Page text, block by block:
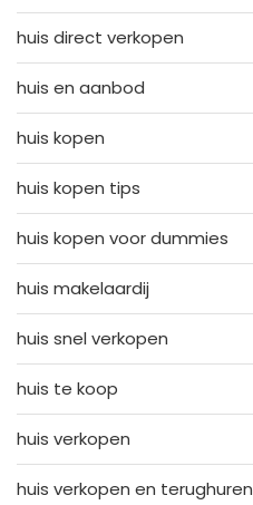
huis direct verkopen
huis en aanbod
huis kopen
huis kopen tips
huis kopen voor dummies
huis makelaardij
huis snel verkopen
huis te koop
huis verkopen
huis verkopen en terughuren